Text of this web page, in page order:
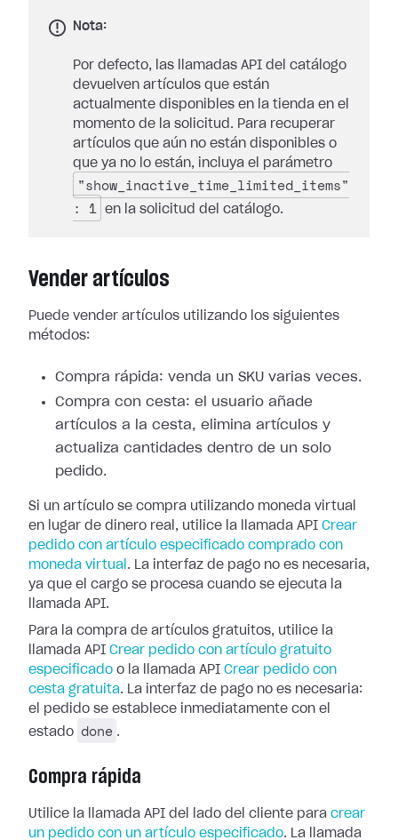
Nota:
Por defecto, las llamadas API del catálogo
devuelven artículos que están
actualmente disponibles en la tienda en el
momento de la solicitud. Para recuperar
artículos que aún no están disponibles o
que ya no lo están, incluya el parámetro
"show_inactive_time_limited_items"
: 1
en la solicitud del catálogo.
Vender artículos
Puede vender artículos utilizando los siguientes
métodos:
Compra rápida: venda un SKU varias veces.
Compra con cesta: el usuario añade
artículos a la cesta, elimina artículos y
actualiza cantidades dentro de un solo
pedido.
Si un artículo se compra utilizando moneda virtual
en lugar de dinero real, utilice la llamada API Crear
pedido con artículo especificado comprado con
moneda virtual . La interfaz de pago no es necesaria,
ya que el cargo se procesa cuando se ejecuta la
llamada API.
Para la compra de artículos gratuitos, utilice la
llamada API Crear pedido con artículo gratuito
especificado o la llamada API Crear pedido con
cesta gratuita. La interfaz de pago no es necesaria:
el pedido se establece inmediatamente con el
estado
done .
Compra rápida
Utilice la llamada API del lado del cliente para crear
un pedido con un artículo especificado. La llamada